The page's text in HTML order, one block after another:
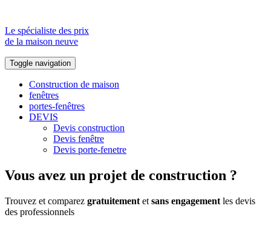
Le spécialiste des prix
de la maison neuve
Toggle navigation
Construction de maison
fenêtres
portes-fenêtres
DEVIS
Devis construction
Devis fenêtre
Devis porte-fenetre
Vous avez un projet de construction ?
Trouvez et comparez gratuitement et sans engagement les devis
des professionnels